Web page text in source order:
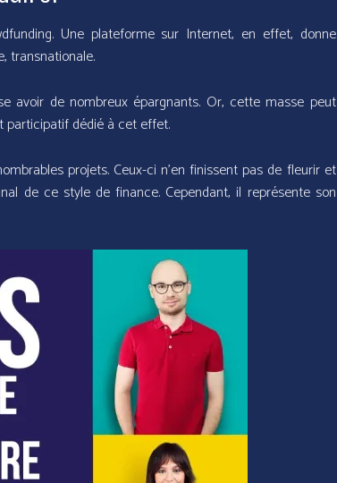
Une plateforme sur Internet, en effet, donne
transnationale.
avoir de nombreux épargnants. Or, cette masse peut
participatif dédié à cet effet.
projets. Ceux-ci n’en finissent pas de fleurir et
de ce style de finance. Cependant, il représente son